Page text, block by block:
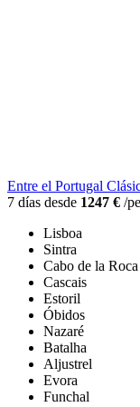
Entre el Portugal
7 días desde 1247 € /
Lisboa
Sintra
Cabo de la Roca
Cascais
Estoril
Óbidos
Nazaré
Batalha
Aljustrel
Evora
Funchal